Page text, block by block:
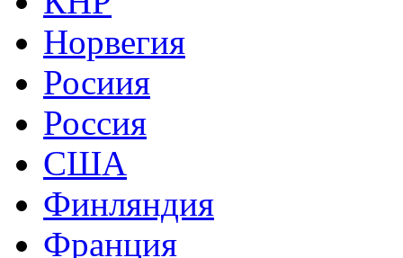
Норвегия
Росиия
Россия
США
Финляндия
Франция